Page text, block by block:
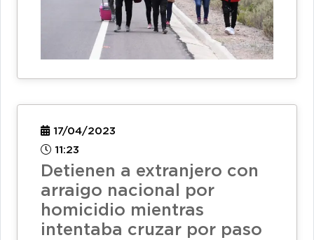
17/04/2023
11:23
Detienen a extranjero con
arraigo nacional por
homicidio mientras
intentaba cruzar por paso